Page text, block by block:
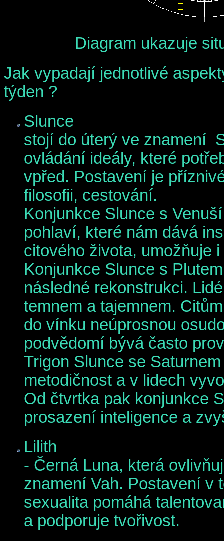
Diagram ukazuje
Jak vypadají jednotlivé
týden ?
Slunce
stojí do úterý ve znamení
ovládání ideály, které
vpřed. Postavení je
filosofii, cestování.
Konjunkce Slunce s
pohlaví, které nám dává
citového života, umožňuje
Konjunkce Slunce s
následné rekonstrukci.
temnem a tajemnem.
do vínku neúprosnou
podvědomí bývá často
Trigon Slunce se
metodičnost a v lidech
Od čtvrtka pak konjunkce
prosazení inteligence a
Lilith
- Černá Luna, která
znamení Vah. Postavení v
sexualita pomáhá
a podporuje tvořivost.